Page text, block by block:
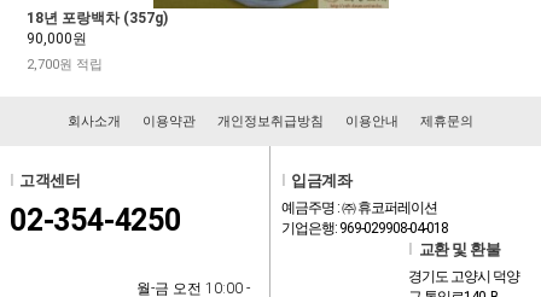
18년 포랑백차 (357g)
90,000원
2,700원 적립
회사소개 이용약관 개인정보취급방침 이용안내 제휴문의
고객센터
02-354-4250
월-금 오전 10:00 -
입금계좌
예금주명 : ㈜ 휴코퍼레이션
기업은행: 969-029908-04-018
교환 및 환불
경기도 고양시 덕양